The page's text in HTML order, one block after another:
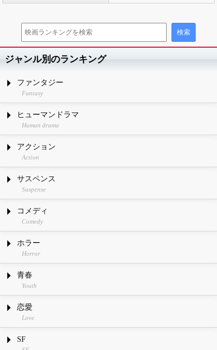
ジャンル別のランキング
ファンタジー
Fantasy
ヒューマンドラマ
Human drama
アクション
Action
サスペンス
Suspense
コメディ
Comedy
ホラー
Horror
青春
Youth
恋愛
Love
SF